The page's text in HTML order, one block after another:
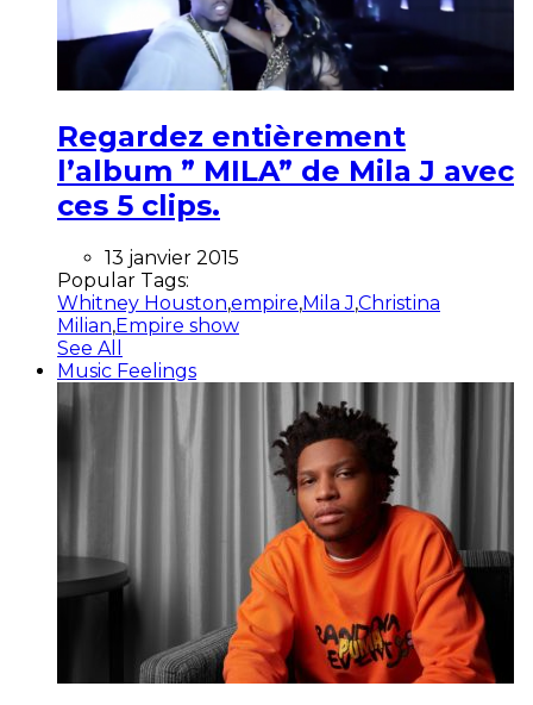
Regardez entièrement
l’album ” MILA” de Mila J avec
ces 5 clips.
13 janvier 2015
Popular Tags:
Whitney Houston,empire,Mila J,Christina
Milian,Empire show
See All
Music Feelings